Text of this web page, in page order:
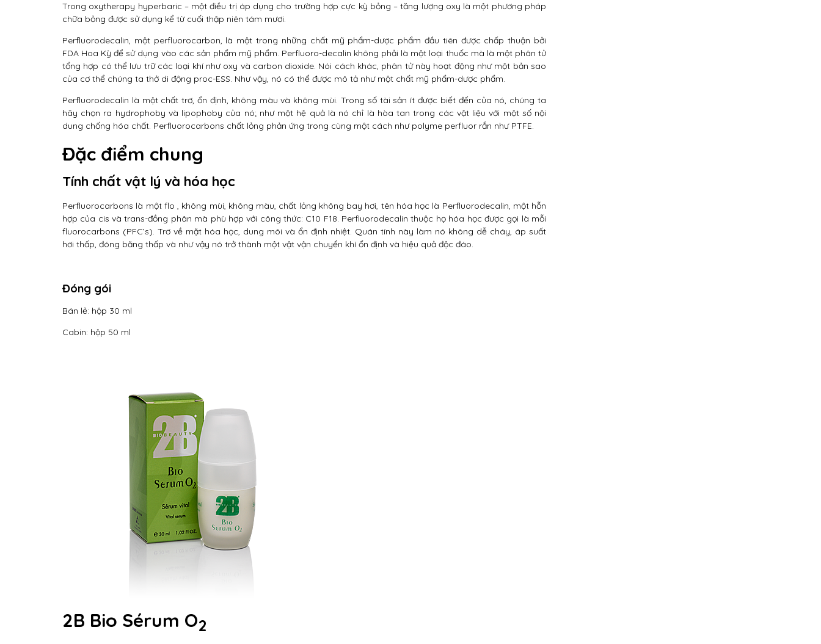
Trong oxytherapy hyperbaric – một điều trị áp dụng cho trường hợp cực kỳ bỏng – tăng lượng oxy là một phương pháp
chữa bỏng được sử dụng kể từ cuối thập niên tám mươi.
Perfluorodecalin, một perfluorocarbon, là một trong những chất mỹ phẩm-dược phẩm đầu tiên được chấp thuận bởi
FDA Hoa Kỳ để sử dụng vào các sản phẩm mỹ phẩm. Perfluoro-decalin không phải là một loại thuốc mà là một phân tử
tổng hợp có thể lưu trữ các loại khí như oxy và carbon dioxide. Nói cách khác, phân tử này hoạt động như một bản sao
của cơ thể chúng ta thở di động proc-ESS. Như vậy, nó có thể được mô tả như một chất mỹ phẩm-dược phẩm.
Perfluorodecalin là một chất trơ, ổn định, không màu và không mùi. Trong số tài sản ít được biết đến của nó, chúng ta
hãy chọn ra hydrophoby và lipophoby của nó; như một hệ quả là nó chỉ là hòa tan trong các vật liệu với một số nội
dung chống hóa chất. Perfluorocarbons chất lỏng phản ứng trong cùng một cách như polyme perfluor rắn như PTFE.
Đặc điểm chung
Tính chất vật lý và hóa học
Perfluorocarbons là một flo , không mùi, không màu, chất lỏng không bay hơi, tên hóa học là Perfluorodecalin, một hỗn
hợp của cis và trans-đồng phân mà phù hợp với công thức: C10 F18. Perfluorodecalin thuộc họ hóa học được gọi là mỗi
fluorocarbons (PFC’s). Trơ về mặt hóa học, dung môi và ổn định nhiệt. Quán tính này làm nó không dễ cháy, áp suất
hơi thấp, đóng băng thấp và như vậy nó trở thành một vật vận chuyển khí ổn định và hiệu quả độc đáo.
Đóng gói
Bán lẻ: hộp 30 ml
Cabin: hộp 50 ml
2B Bio Sérum O2